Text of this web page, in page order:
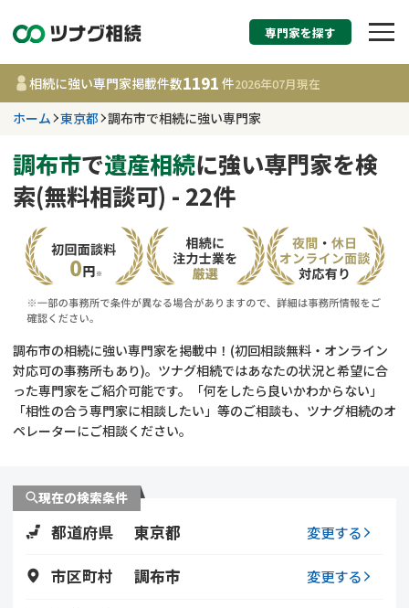
相続税申告・相続手
す
東京都
事務所
相談内容で探す
相続登記
遺留分侵害額請求
コラム
相続手続き
専門家を探す
相続に強い専門家掲載件数1191 件2026年07月現在
ホーム 東京都 調布市で相続に強い専門家
調布市で遺産相続に強い専門家を検
索(無料相談可) - 22件
調布市の相続に強い専門家を掲載中！(初回相談無料・オンライン
対応可の事務所もあり)。ツナグ相続ではあなたの状況と希望に合
った専門家をご紹介可能です。「何をしたら良いかわからない」
「相性の合う専門家に相談したい」等のご相談も、ツナグ相続のオ
ペレーターにご相談ください。
現在の検索条件
都道府県 東京都 変更する
市区町村 調布市 変更する